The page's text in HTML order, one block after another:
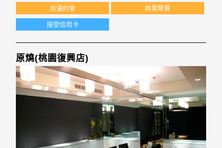
浪漫約會 商業聚餐
接受信用卡
原燒(桃園復興店)